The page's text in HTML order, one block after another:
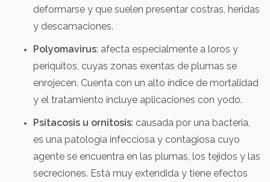
deformarse y que suelen presentar costras, heridas
y descamaciones.
Polyomavirus: afecta especialmente a loros y
periquitos, cuyas zonas exentas de plumas se
enrojecen. Cuenta con un alto índice de mortalidad
y el tratamiento incluye aplicaciones con yodo.
Psitacosis u ornitosis: causada por una bacteria,
es una patología infecciosa y contagiosa cuyo
agente se encuentra en las plumas, los tejidos y las
secreciones. Está muy extendida y tiene efectos